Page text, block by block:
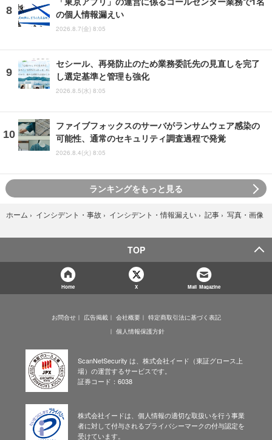
の個人情報漏えい
2026.8.7(金) 8:05
セシール、再発防止のため業務委託先の見直しを完了
し選定基準と管理も強化
2026.8.5(水) 8:05
ファイブフォックスのサーバがランサムウェア感染の
可能性、通常のセキュリティ調査過程で発覚
2026.8.4(火) 8:05
ランキングをもっと見る
ホーム › インシデント・事故 › インシデント・情報漏えい › 記事 › 写真・画像
TOP
Home X Mail Magazine
お問合せ 広告掲載 会社概要
特定商取引法に基づく表記
個人情報保護方針
ScanNetSecurity は、株式会社イード（東証グロース上
場）の運営するサービスです。
証券コード：6038
株式会社イードは、個人情報の適切な取扱いを行う事業
者に対して付与されるプライバシーマークの付与認定を
受けています。